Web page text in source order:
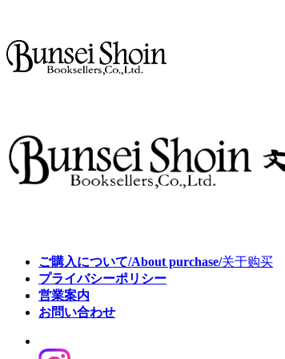
ご購入について/About purchase/关于购买
プライバシーポリシー
営業案内
お問い合わせ